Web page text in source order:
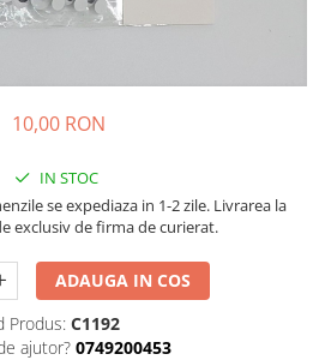
10,00 RON
IN STOC
se expediaza in 1-2 zile. Livrarea la
exclusiv de firma de curierat.
ADAUGA IN COS
Produs: C1192
ajutor? 0749200453